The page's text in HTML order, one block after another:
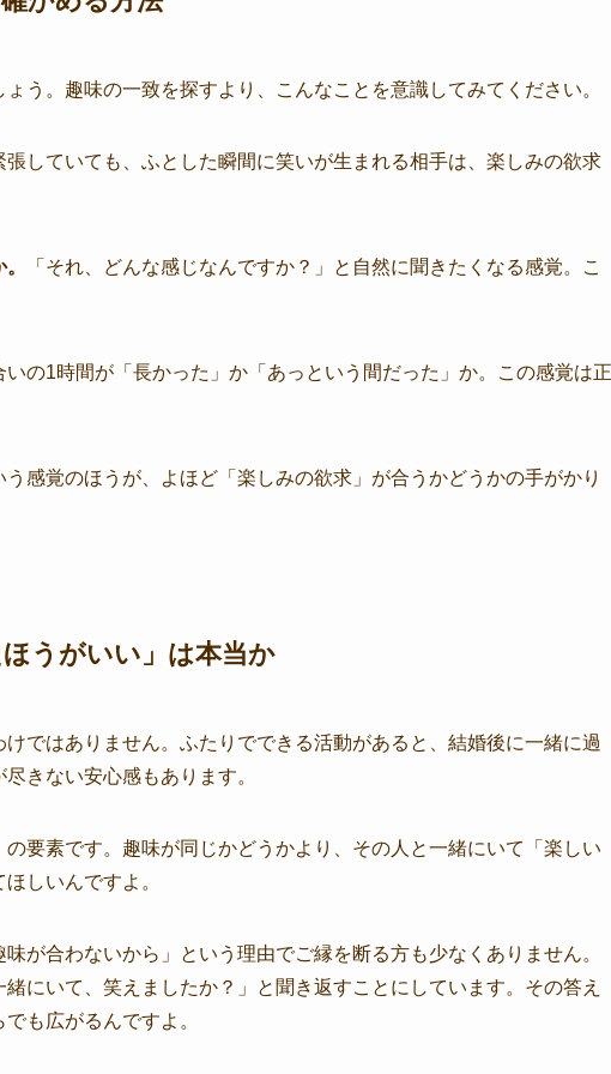
う。趣味の一致を探すより、こんなことを意識してみてください。
張していても、ふとした瞬間に笑いが生まれる相手は、楽しみの欲求
「それ、どんな感じなんですか？」と自然に聞きたくなる感覚。こ
いの1時間が「長かった」か「あっという間だった」か。この感覚は正
感覚のほうが、よほど「楽しみの欲求」が合うかどうかの手がかり
うがいい」は本当か
ではありません。ふたりでできる活動があると、結婚後に一緒に過
きない安心感もあります。
要素です。趣味が同じかどうかより、その人と一緒にいて「楽しい
しいんですよ。
が合わないから」という理由でご縁を断る方も少なくありません。
にいて、笑えましたか？」と聞き返すことにしています。その答え
も広がるんですよ。